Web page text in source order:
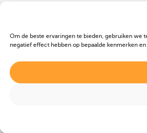
Om de beste ervaringen te bieden, gebruiken we
negatief effect hebben op bepaalde kenmerken